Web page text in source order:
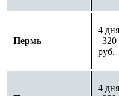
Пермь
4
| 320
руб.
4